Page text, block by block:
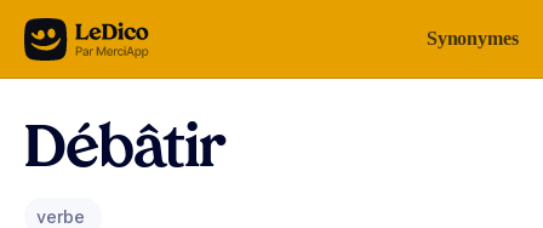
Aller au contenu Synonymes
Débâtir
verbe